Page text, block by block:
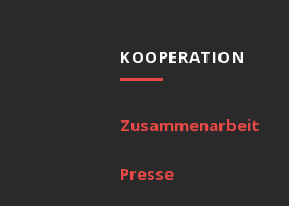
KOOPERATION
Zusammenarbeit
Presse